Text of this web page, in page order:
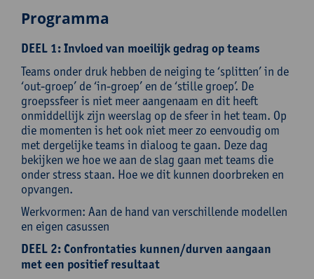
Programma
DEEL 1: Invloed van moeilijk gedrag op teams
Teams onder druk hebben de neiging te ‘splitten’ in de
‘out-groep’ de ‘in-groep’ en de ‘stille groep’. De
groepssfeer is niet meer aangenaam en dit heeft
onmiddellijk zijn weerslag op de sfeer in het team. Op
die momenten is het ook niet meer zo eenvoudig om
met dergelijke teams in dialoog te gaan. Deze dag
bekijken we hoe we aan de slag gaan met teams die
onder stress staan. Hoe we dit kunnen doorbreken en
opvangen.
Werkvormen: Aan de hand van verschillende modellen
en eigen casussen
DEEL 2: Confrontaties kunnen/durven aangaan
met een positief resultaat